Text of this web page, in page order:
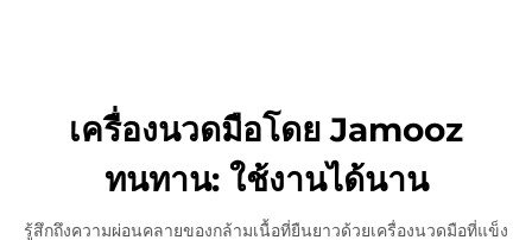
เครื่องนวดมือโดย Jamooz
ทนทาน: ใช้งานได้นาน
รู้สึกถึงความผ่อนคลายของกล้ามเนื้อที่ยืนยาวด้วยเครื่องนวดมือที่แข็ง